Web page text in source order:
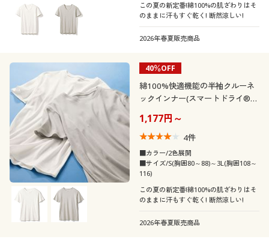
大きいサイズ レディース下着
大きいサイズ 事務・制服
シークレットセール
商品カテゴリ一覧
カタログ・チラシからのご注文
デジタルカタログ
カタログ無料プレゼント
会員メニュー
マイページ
こだわり条件
で絞り込む
柄・デザイン
ボーダー
無地
襟・ネック
Ｖネック
半袖
素材
機能・特徴
この夏の新定番!綿100%の肌ざわりはそ
のままに汗もすぐ乾く! 断然涼しい!
2026年春夏販売商品
40％OFF
綿100%快適機能の半袖クルーネ
ックインナー(スマートドライ®)
1,177円～
4件
■カラー/2色展開
■サイズ/S(胸囲80～88)～3L(胸囲108～
116)
この夏の新定番!綿100%の肌ざわりはそ
のままに汗もすぐ乾く! 断然涼しい!
2026年春夏販売商品